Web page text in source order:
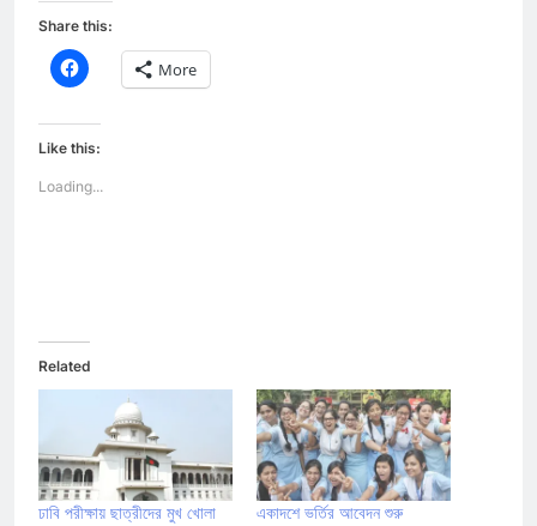
Share this:
Click
to
Facebook
(Opens
in
window)
More
Like this:
Loading...
Related
ঢাবি পরীক্ষায় ছাত্রীদের মুখ খোলা
একাদশে ভর্তির আবেদন শুরু